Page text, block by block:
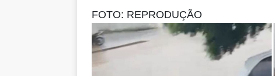
FOTO: REPRODUÇÃO